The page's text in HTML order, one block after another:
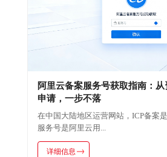
阿里云备案服务号获取指南：
申请，一步不落
在中国大陆地区运营网站，ICP备案
服务号是阿里云用...
详细信息